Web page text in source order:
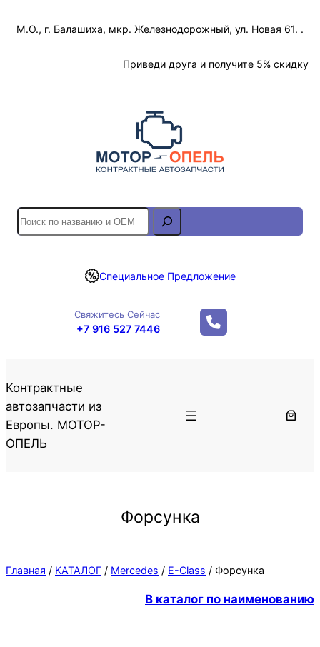
М.О., г. Балашиха, мкр. Железнодорожный, ул. Новая 61. .
Приведи друга и получите 5% скидку
S
e
r
Специальное Предложение
Свяжитесь Сейчас
+7 916 527 7446
Контрактные
автозапчасти из
Европы. МОТОР-
ОПЕЛЬ
Форсунка
Главная / КАТАЛОГ / Mercedes / E-Class / Форсунка
В каталог по наименованию